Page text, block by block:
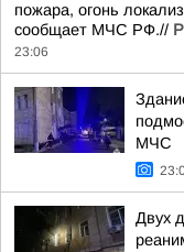
пожара, огонь
сообщает МЧС РФ.//
23:06
МЧС
Двух